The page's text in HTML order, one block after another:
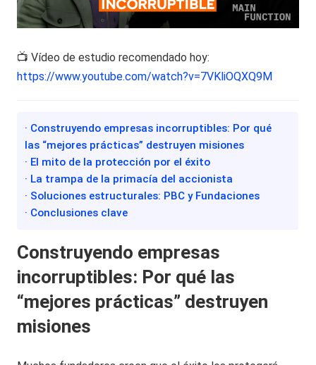
📺 Vídeo de estudio recomendado hoy:
https://www.youtube.com/watch?v=7VKliOQXQ9M
· Construyendo empresas incorruptibles: Por qué
las “mejores prácticas” destruyen misiones
· El mito de la protección por el éxito
· La trampa de la primacía del accionista
· Soluciones estructurales: PBC y Fundaciones
· Conclusiones clave
Construyendo empresas
incorruptibles: Por qué las
“mejores prácticas” destruyen
misiones